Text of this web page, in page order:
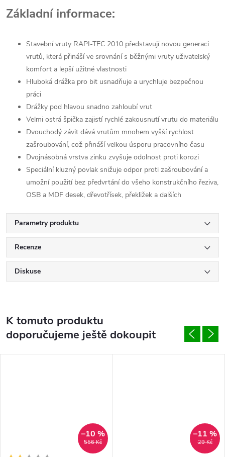
Základní informace:
Stavební vruty RAPI-TEC 2010 představují novou generaci
vrutů, která přináší ve srovnání s běžnými vruty uživatelský
komfort a lepší užitné vlastnosti
Hluboká drážka pro bit usnadňuje a urychluje bezpečnou
práci
Drážky pod hlavou snadno zahloubí vrut
Velmi ostrá špička zajistí rychlé zakousnutí vrutu do materiálu
Dvouchodý závit dává vrutům mnohem vyšší rychlost
zašroubování, což přináší velkou úsporu pracovního času
Dvojnásobná vrstva zinku zvyšuje odolnost proti korozi
Speciální kluzný povlak snižuje odpor proti zašroubování a
umožní použití bez předvrtání do všeho konstrukčního řeziva,
OSB a MDF desek, dřevotřísek, překližek a dalších
Parametry produktu
Recenze
Diskuse
K tomuto produktu
doporučujeme ještě dokoupit
556 Kč
–10 %
29 Kč
–11 %